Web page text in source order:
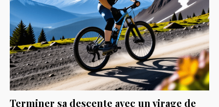
Terminer sa descente avec un virage de